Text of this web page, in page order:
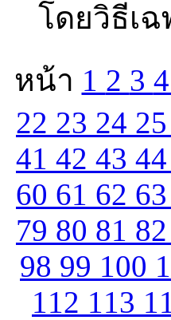
โดยวิธีเฉ
หน้า 1 2 3 4
22 23 24 25
41 42 43 44
60 61 62 63
79 80 81 82
98 99 100
112 113